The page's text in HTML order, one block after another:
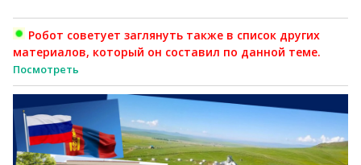
Робот советует заглянуть также в список других
материалов, который он составил по данной теме.
Посмотреть